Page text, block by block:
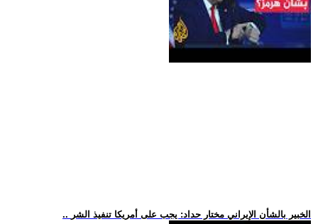
.. الخبير بالشأن الإيراني مختار حداد: يجب على أمريكا تنفيذ الشر